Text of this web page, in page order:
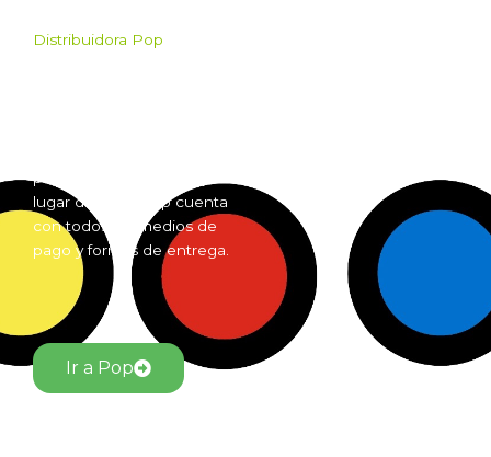
Distribuidora Pop
por mayor desde cualquier
lugar del país. Pop cuenta
con todos los medios de
pago y formas de entrega.
Ir a Pop